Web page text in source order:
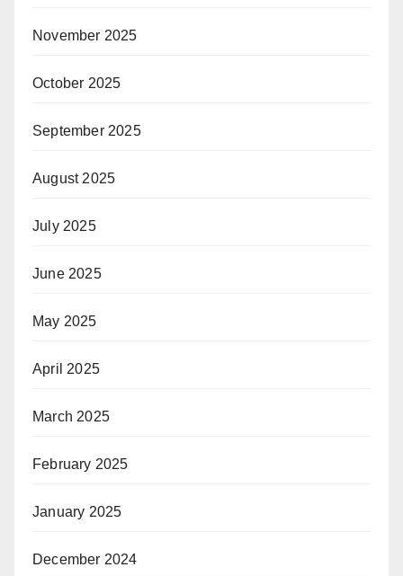
November 2025
October 2025
September 2025
August 2025
July 2025
June 2025
May 2025
April 2025
March 2025
February 2025
January 2025
December 2024